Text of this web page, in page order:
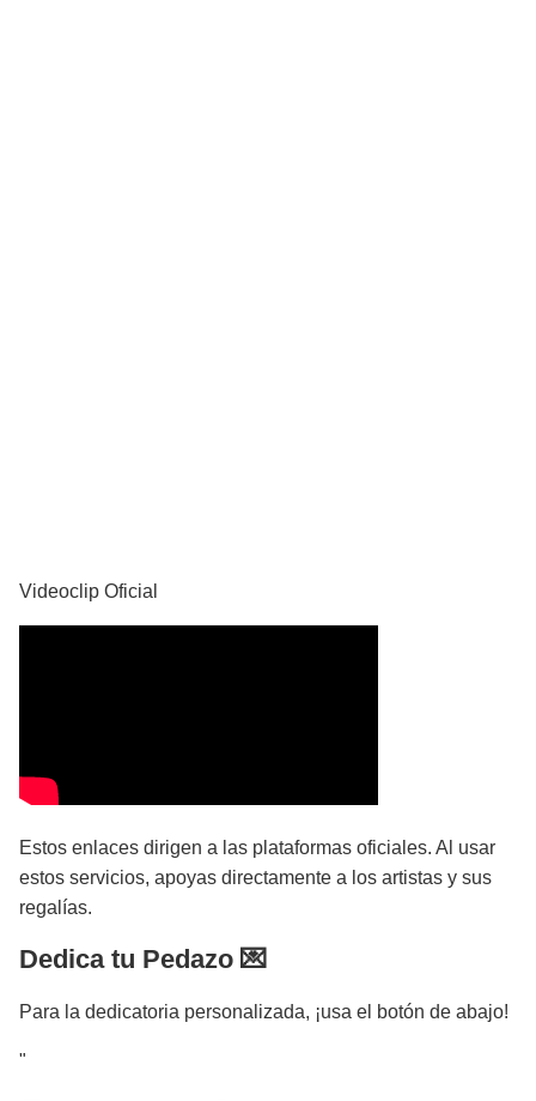
Videoclip Oficial
Estos enlaces dirigen a las plataformas oficiales. Al usar
estos servicios, apoyas directamente a los artistas y sus
regalías.
Dedica tu Pedazo 💌
Para la dedicatoria personalizada, ¡usa el botón de abajo!
"